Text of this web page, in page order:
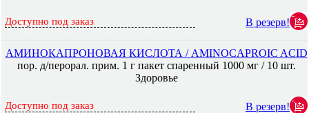
Доступно под заказ В резерв!
АМИНОКАПРОНОВАЯ КИСЛОТА / AMINOCAPROIC ACID
пор. д/перорал. прим. 1 г пакет спаренный 1000 мг / 10 шт.
Здоровье
Доступно под заказ В резерв!